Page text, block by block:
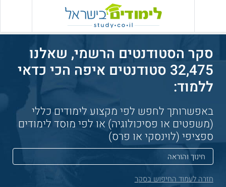
סקר הסטודנטים הרשמי, שאלנו
32,475 סטודנטים איפה הכי כדאי
ללמוד:
באפשרותך לחפש לפי מקצוע לימודים כללי
(משפטים או פסיכולוגיה) או לפי מוסד לימודים
ספציפי (לוינסקי או פרס)
חזרה לעמוד החיפוש בסקר